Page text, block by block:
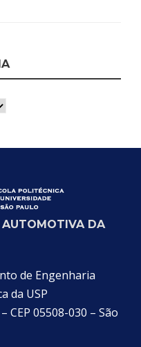
AUTOMOTIVA DA
de Engenharia
da USP
CEP 05508-030 – São